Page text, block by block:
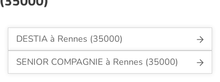
DESTIA à Rennes (35000)
SENIOR COMPAGNIE à Rennes (35000)